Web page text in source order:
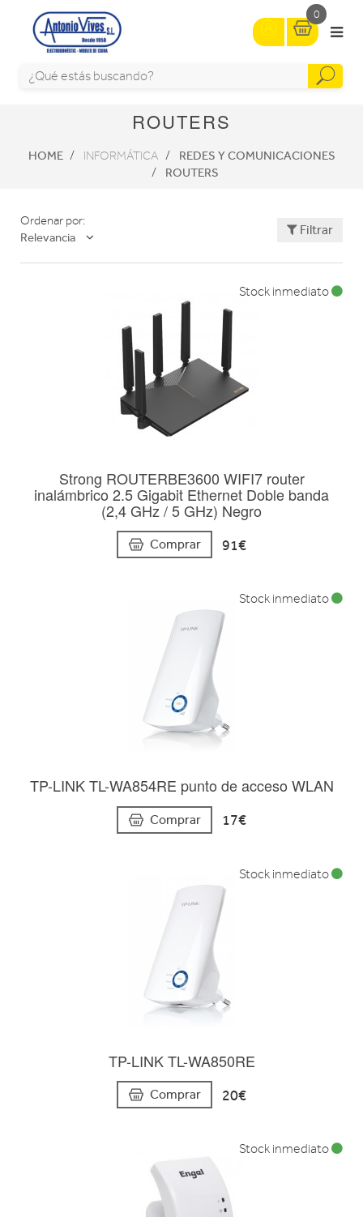
0
ROUTERS
HOME INFORMÁTICA
REDES Y COMUNICACIONES
ROUTERS
Ordenar por:
Relevancia
Filtrar
Strong ROUTERBE3600 WIFI7 router
inalámbrico 2.5 Gigabit Ethernet Doble banda
(2,4 GHz / 5 GHz) Negro
Comprar 91€
Stock inmediato
TP-LINK TL-WA854RE punto de acceso WLAN
Comprar 17€
Stock inmediato
TP-LINK TL-WA850RE
Comprar 20€
Stock inmediato
Stock inmediato